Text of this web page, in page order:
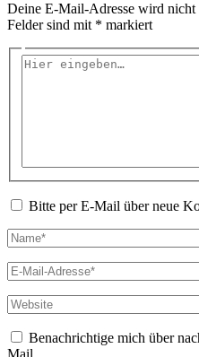
Deine E-Mail-Adresse wird
Felder sind mit * markiert
Hier
Bitte per E-Mail über neue
Name*
E-
Mail-
Adresse*
Website
Benachrichtige mich über
Mail.